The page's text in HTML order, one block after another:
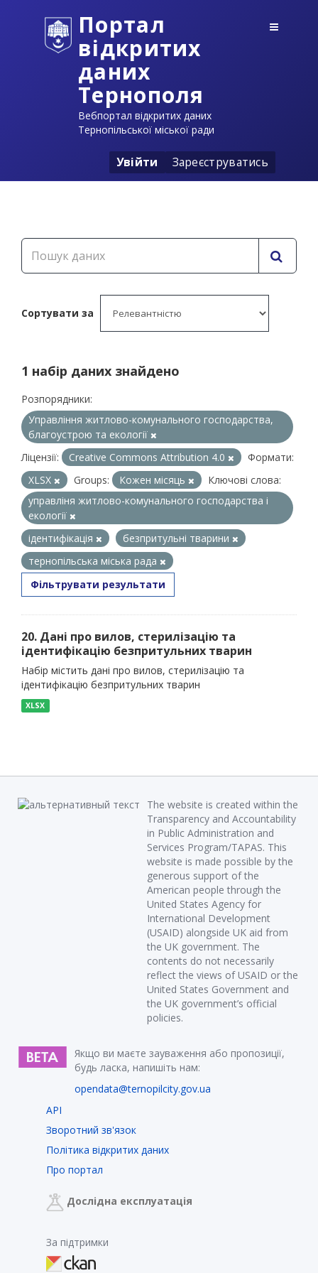
Портал
відкритих
даних
Тернополя
Вебпортал відкритих даних
Тернопільської міської ради
Увійти Зареєструватись
Сортувати за
1 набір даних знайдено
Розпорядники:
Управління житлово-комунального господарства,
благоустрою та екології
Ліцензії:
Creative Commons Attribution 4.0
Формати:
XLSX
Groups: Кожен місяць
Ключові слова:
управліня житлово-комунального господарства і
екології
ідентифікація
безпритульні тварини
тернопільська міська рада
Фільтрувати результати
20. Дані про вилов, стерилізацію та
ідентифікацію безпритульних тварин
Набір містить дані про вилов, стерилізацію та
ідентифікацію безпритульних тварин
XLSX
The website is created within the
Transparency and Accountability
in Public Administration and
Services Program/TAPAS. This
website is made possible by the
generous support of the
American people through the
United States Agency for
International Development
(USAID) alongside UK aid from
the UK government. The
contents do not necessarily
reflect the views of USAID or the
United States Government and
the UK government’s official
policies.
Якщо ви маєте зауваження або пропозиції,
будь ласка, напишіть нам:
opendata@ternopilcity.gov.ua
API
Зворотний зв'язок
Політика відкритих даних
Про портал
Дослідна експлуатація
За підтримки